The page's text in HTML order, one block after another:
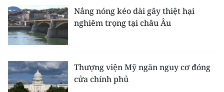
Nắng nóng kéo dài gây thiệt hại
nghiêm trọng tại châu Âu
Thượng viện Mỹ ngăn nguy cơ đóng
cửa chính phủ